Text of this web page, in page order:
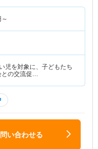
児を対象に、子どもたち
との交流促…
い合わせる